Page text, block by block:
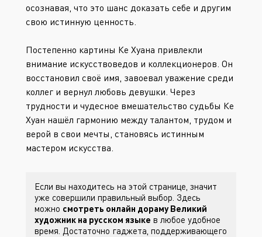
осознавая, что это шанс доказать себе и другим
свою истинную ценность.
Постепенно картины Ке Хуана привлекли
внимание искусствоведов и коллекционеров. Он
восстановил своё имя, завоевал уважение среди
коллег и вернул любовь девушки. Через
трудности и чудесное вмешательство судьбы Ке
Хуан нашёл гармонию между талантом, трудом и
верой в свои мечты, становясь истинным
мастером искусства.
Если вы находитесь на этой странице, значит
уже совершили правильный выбор. Здесь
можно смотреть онлайн дораму Великий
художник на русском языке в любое удобное
время. Достаточно гаджета, поддерживающего